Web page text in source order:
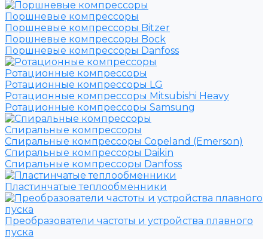
Поршневые компрессоры
Поршневые компрессоры Bitzer
Поршневые компрессоры Bock
Поршневые компрессоры Danfoss
Ротационные компрессоры
Ротационные компрессоры LG
Ротационные компрессоры Mitsubishi Heavy
Ротационные компрессоры Samsung
Спиральные компрессоры
Спиральные компрессоры Copeland (Emerson)
Спиральные компрессоры Daikin
Спиральные компрессоры Danfoss
Пластинчатые теплообменники
Преобразователи частоты и устройства плавного
пуска